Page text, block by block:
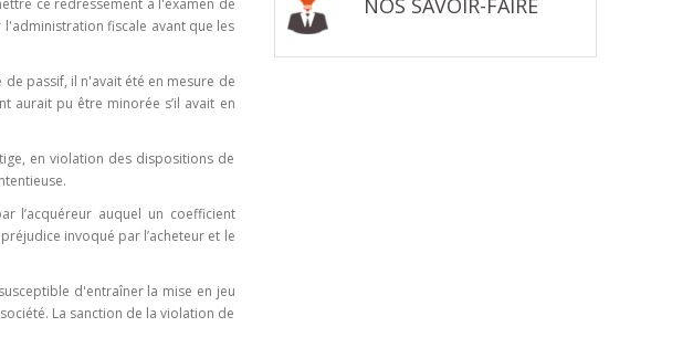
ce redressement à l'examen de
fiscale avant que les
passif, il n'avait été en mesure de
aurait pu être minorée s’il avait en
en violation des dispositions de
l’acquéreur auquel un coefficient
invoqué par l’acheteur et le
d'entraîner la mise en jeu
La sanction de la violation de
NOS SAVOIR-FAIRE